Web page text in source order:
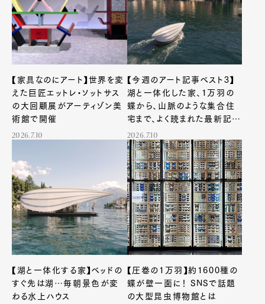
Fashion
GourmetCars
ProductCultureLifestyle
Pen Membership
Magazine
Contact
【家具なのにアート】世界を変
えた巨匠エットレ・ソットサス
の大回顧展がアーティゾン美
術館で開催
2026.7.10
【今週のアート記事ベスト3】
湖と一体化した家、1万羽の
蝶から、山脈のような集合住
宅まで、よく読まれた最新記事
を紹介
2026.7.10
【湖と一体化する家】ベッドの
すぐ先は湖…毎朝景色が変
わる水上ハウス
【圧巻の1万羽】約1600種の
蝶が壁一面に！ SNSで話題
の大型昆虫博物館とは